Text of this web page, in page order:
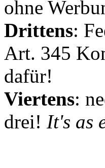
ohne
Drittens:
Art. 345
dafür!
Viertens:
drei! It's as